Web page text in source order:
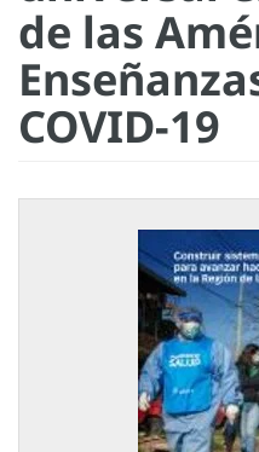
de las
COVID-19